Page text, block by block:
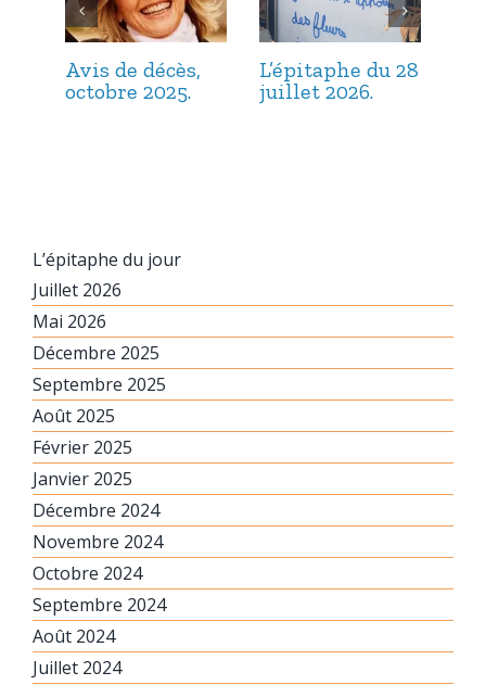
Avis de décès,
octobre 2025.
L’épitaphe du 28
juillet 2026.
L’épitaphe du jour
Juillet 2026
Mai 2026
Décembre 2025
Septembre 2025
Août 2025
Février 2025
Janvier 2025
Décembre 2024
Novembre 2024
Octobre 2024
Septembre 2024
Août 2024
Juillet 2024